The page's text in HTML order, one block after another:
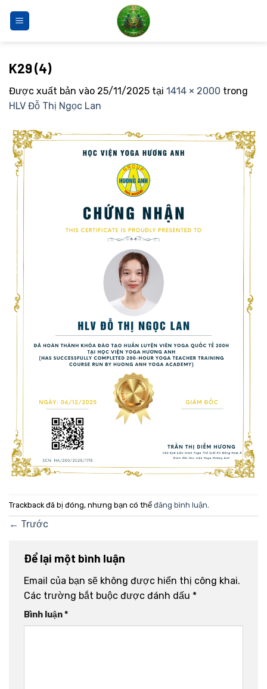
qua
K29 (4)
Được xuất bản vào 25/11/2025 tại 1414 × 2000 trong
HLV Đỗ Thị Ngọc Lan
Trackback đã bị đóng, nhưng bạn có thể đăng bình luận
← Trước
Để lại một bình luận
Email của bạn sẽ không được hiển thị công khai.
Các trường bắt buộc được đánh dấu *
Bình luận*